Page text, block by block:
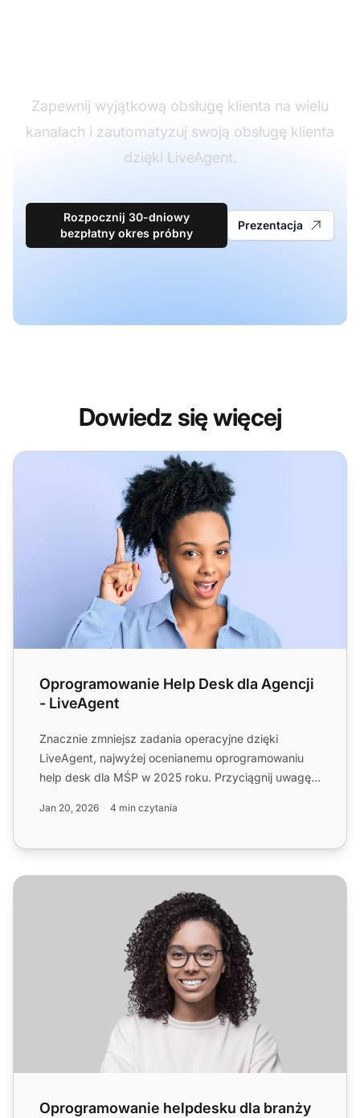
Zapewnij wyjątkową obsługę klienta na wielu
kanałach i zautomatyzuj swoją obsługę klienta
dzięki LiveAgent.
Rozpocznij 30-dniowy
bezpłatny okres próbny
Prezentacja
Dowiedz się więcej
Oprogramowanie Help Desk dla Agencji - LiveAgent
Oprogramowanie Help Desk dla Agencji
- LiveAgent
Znacznie zmniejsz zadania operacyjne dzięki
LiveAgent, najwyżej ocenianemu oprogramowaniu
help desk dla MŚP w 2025 roku. Przyciągnij uwagę
Jan 20, 2026 4 min czytania
Oprogramowanie helpdesku dla branży oprogramowania
Oprogramowanie helpdesku dla branży